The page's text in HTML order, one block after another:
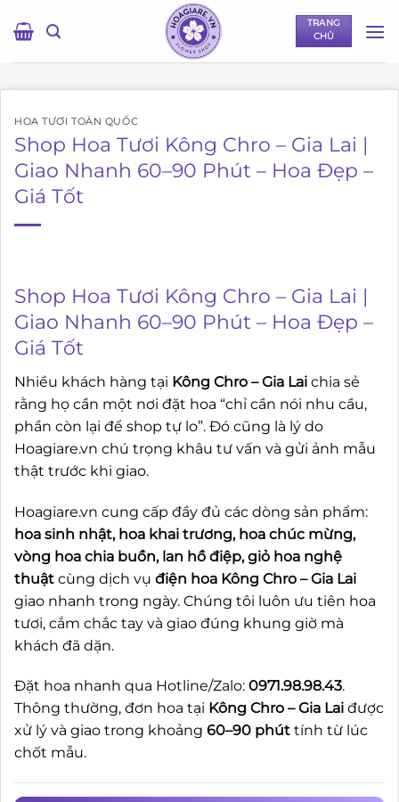
qua
TRANG
CHỦ
HOA TƯƠI TOÀN QUỐC
Shop Hoa Tươi Kông Chro – Gia Lai |
Giao Nhanh 60–90 Phút – Hoa Đẹp –
Giá Tốt
Shop Hoa Tươi Kông Chro – Gia Lai |
Giao Nhanh 60–90 Phút – Hoa Đẹp –
Giá Tốt
Nhiều khách hàng tại Kông Chro – Gia Lai chia sẻ
rằng họ cần một nơi đặt hoa “chỉ cần nói nhu cầu,
phần còn lại để shop tự lo”. Đó cũng là lý do
Hoagiare.vn chú trọng khâu tư vấn và gửi ảnh mẫu
thật trước khi giao.
Hoagiare.vn cung cấp đầy đủ các dòng sản phẩm:
hoa sinh nhật, hoa khai trương, hoa chúc mừng,
vòng hoa chia buồn, lan hồ điệp, giỏ hoa nghệ
thuật cùng dịch vụ điện hoa Kông Chro – Gia Lai
giao nhanh trong ngày. Chúng tôi luôn ưu tiên hoa
tươi, cắm chắc tay và giao đúng khung giờ mà
khách đã dặn.
Đặt hoa nhanh qua Hotline/Zalo: 0971.98.98.43.
Thông thường, đơn hoa tại Kông Chro – Gia Lai được
xử lý và giao trong khoảng 60–90 phút tính từ lúc
chốt mẫu.